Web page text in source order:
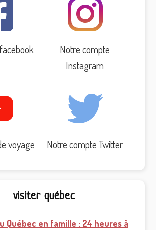
Notre compte
Instagram
voyage Notre compte Twitter
visiter québec
Québec en famille : 24 heures à